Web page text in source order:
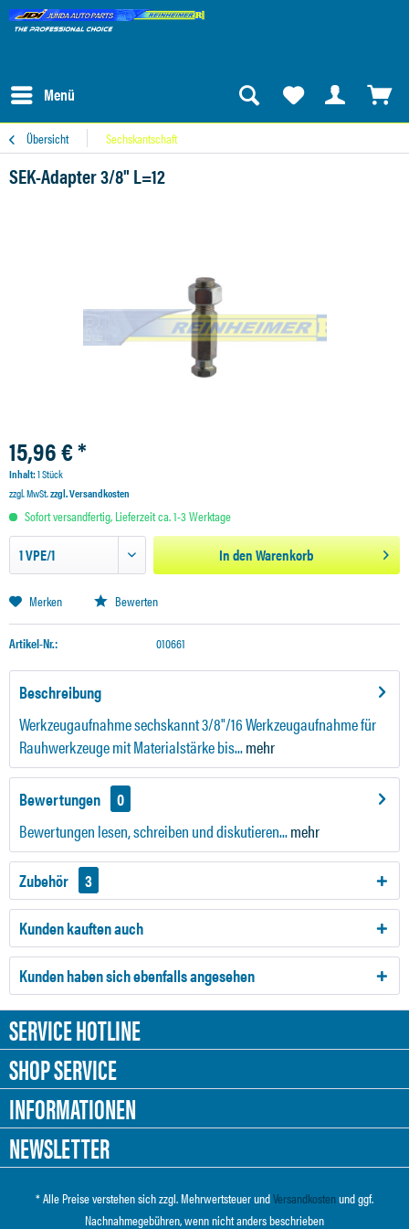
Menü
Übersicht Sechskantschaft
SEK-Adapter 3/8" L=12
15,96 € *
Inhalt:1 Stück
zzgl. MwSt.zzgl. Versandkosten
Sofort versandfertig, Lieferzeit ca. 1-3 Werktage
In denWarenkorb
Merken Bewerten
Artikel-Nr.: 010661
Beschreibung
Werkzeugaufnahme sechskannt 3/8"/16 Werkzeugaufnahme für
Rauhwerkzeuge mit Materialstärke bis...mehr
Bewertungen
0
Bewertungen lesen, schreiben und diskutieren...mehr
Zubehör 3
Kunden kauften auch
Kunden haben sich ebenfalls angesehen
SERVICE HOTLINE
SHOP SERVICE
INFORMATIONEN
NEWSLETTER
* Alle Preise verstehen sich zzgl. Mehrwertsteuer undVersandkostenund ggf.
Nachnahmegebühren, wenn nicht anders beschrieben